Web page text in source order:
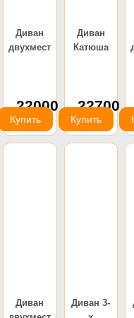
Диван
двухместный
22000
руб.
Купить
Диван
Катюша
22700
руб.
Купить
Диван
Диван 3-